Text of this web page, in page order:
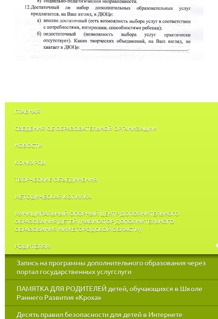
ГЛАВНАЯ
СВЕДЕНИЯ ОБ ОБРАЗОВАТЕЛЬНОЙ ОРГАНИЗАЦИИ
НОВОСТИ
КОНКУРСЫ
ТВОРЧЕСКИЕ ОБЪЕДИНЕНИЯ
МЕТОДИЧЕСКАЯ КОПИЛКА
МУНИЦИПАЛЬНЫЙ ОПОРНЫЙ ЦЕНТР ДОПОЛНИТЕЛЬНОГО
ОБРАЗОВАНИЯ ДЕТЕЙ (НАВИГАТОР ДОПОЛНИТЕЛЬНОГО
ОБРАЗОВАНИЯ НИЖЕГОРОДСКОЙ ОБЛАСТИ)
РОДИТЕЛЯМ
Запись на программы дополнительного образования через
портал государственных услугслуги
ПАМЯТКА ДЛЯ РОДИТЕЛЕЙ детей, обучающихся в Школе
Раннего Развития «Кроха»
Десять правил безопасности для детей в Интернете